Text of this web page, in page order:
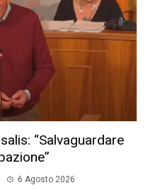
“Salvaguardare
6 Agosto 2026